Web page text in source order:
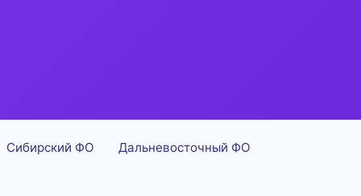
Сибирский ФО Дальневосточный ФО